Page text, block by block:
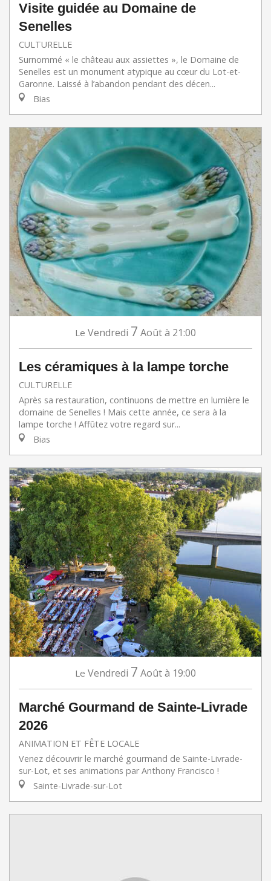
Visite guidée au Domaine de
Senelles
CULTURELLE
Surnommé « le château aux assiettes », le Domaine de
Senelles est un monument atypique au cœur du Lot-et-
Garonne. Laissé à l’abandon pendant des décen...
Bias
Le Vendredi 7 Aoûtà 21:00
Les céramiques à la lampe torche
CULTURELLE
Après sa restauration, continuons de mettre en lumière le
domaine de Senelles ! Mais cette année, ce sera à la
lampe torche ! Affûtez votre regard sur...
Bias
Le Vendredi 7 Aoûtà 19:00
Marché Gourmand de Sainte-Livrade
2026
ANIMATION ET FÊTE LOCALE
Venez découvrir le marché gourmand de Sainte-Livrade-
sur-Lot, et ses animations par Anthony Francisco !
Sainte-Livrade-sur-Lot